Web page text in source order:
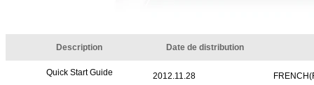
Description Date de distribution
Quick Start Guide 2012.11.28